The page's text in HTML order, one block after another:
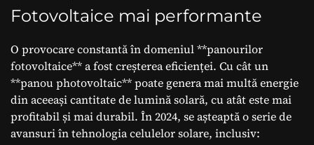
Fotovoltaice mai performante
O provocare constantă în domeniul **panourilor
fotovoltaice** a fost creșterea eficienței. Cu cât un
**panou photovoltaic** poate genera mai multă energie
din aceeași cantitate de lumină solară, cu atât este mai
profitabil și mai durabil. În 2024, se așteaptă o serie de
avansuri în tehnologia celulelor solare, inclusiv: